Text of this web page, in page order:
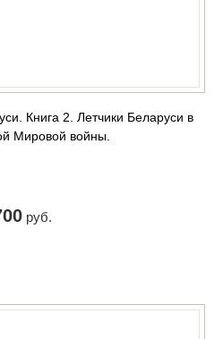
Книга 2. Летчики Беларуси в
Мировой войны.
руб.